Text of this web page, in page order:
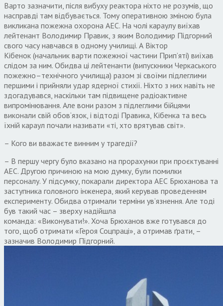
Варто зазначити, після вибуху реактора ніхто не розумів, що
насправді там відбувається. Тому оперативною зміною була
викликана пожежна охорона АЕС. На чолі караулу виїхав
лейтенант Володимир Правик, з яким Володимир Підгорний
свого часу навчався в одному училищі. А Віктор
Кібенок (начальник варти пожежної частини Прип’яті) виїхав
слідом за ним. Обидва ці лейтенанти (випускники Черкаського
пожежно–технічного училища) разом зі своїми підлеглими
першими і прийняли удар ядерної стихії. Ніхто з них навіть не
здогадувався, наскільки там підвищене радіоактивне
випромінювання. Але вони разом з підлеглими бійцями
виконали свій обов‘язок, і відтоді Правика, Кібенка та весь
їхній караул почали називати «ті, хто врятував світ».
– Кого ви вважаєте винним у трагедії?
– В першу чергу було вказано на прорахунки при проєктуванні
АЕС. Другою причиною на мою думку, були помилки
персоналу. У підсумку, покарали директора АЕС Брюханова та
заступника головного інженера, який керував проведенням
експерименту. Обидва отримали терміни ув’язнення. Але тоді
був такий час – зверху надійшла
команда: «Виконувати!». Хоча Брюханов вже готувався до
того, щоб отримати «Героя Соцпраці», а отримав ґрати, –
зазначив Володимир Підгорний.